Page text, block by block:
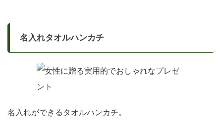
名入れタオルハンカチ
名入れができるタオルハンカチ。